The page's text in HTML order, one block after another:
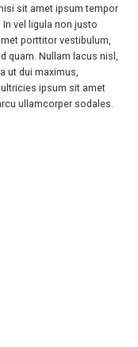
sit amet ipsum tempor
vel ligula non justo
porttitor vestibulum,
quam. Nullam lacus nisl,
ut dui maximus,
ipsum sit amet
ullamcorper sodales.